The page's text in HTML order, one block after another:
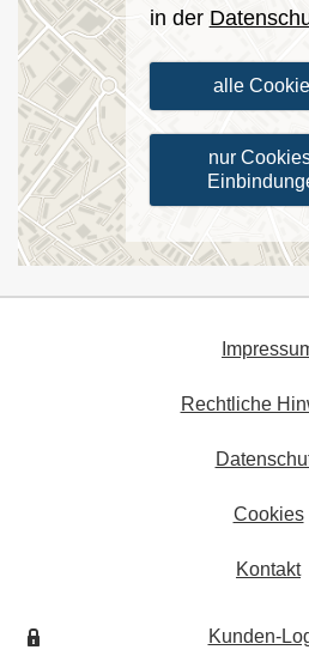
in der
alle
nur
Rechtliche
Cookies
Kontakt
Kunden-